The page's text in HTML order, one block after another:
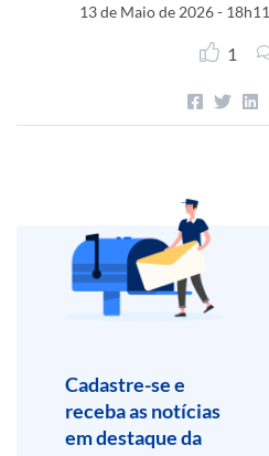
13 de Maio de 2026 - 18h11
1
Cadastre-se e
receba as notícias
em destaque da